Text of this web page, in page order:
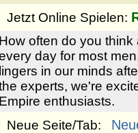
Jetzt Online Spielen:
How often do you
day for most
lingers in our minds
experts, we're
Empire enthusiasts.
Neue Seite/Tab: